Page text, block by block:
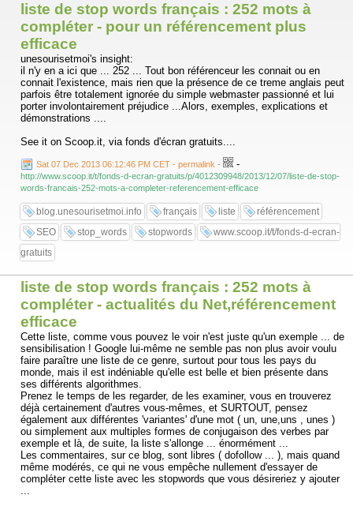
liste de stop words français : 252 mots à
compléter - pour un référencement plus
efficace
unesourisetmoi's insight:
il n'y en a ici que ... 252 ... Tout bon référenceur les connait ou en
connait l'existence, mais rien que la présence de ce treme anglais peut
parfois être totalement ignorée du simple webmaster passionné et lui
porter involontairement préjudice ...Alors, exemples, explications et
démonstrations ....
See it on Scoop.it, via fonds d'écran gratuits....
Sat 07 Dec 2013 06:12:46 PM CET - permalink - -
http://www.scoop.it/t/fonds-d-ecran-gratuits/p/4012309948/2013/12/07/liste-de-stop-
words-francais-252-mots-a-completer-referencement-efficace
blog.unesourisetmoi.info français liste
référencement
SEO
stop_words stopwords
www.scoop.it/t/fonds-d-ecran-
gratuits
liste de stop words français : 252 mots à
compléter - actualités du Net,référencement
efficace
Cette liste, comme vous pouvez le voir n'est juste qu'un exemple ... de
sensibilisation ! Google lui-même ne semble pas non plus avoir voulu
faire paraître une liste de ce genre, surtout pour tous les pays du
monde, mais il est indéniable qu'elle est belle et bien présente dans
ses différents algorithmes.
Prenez le temps de les regarder, de les examiner, vous en trouverez
déjà certainement d'autres vous-mêmes, et SURTOUT, pensez
également aux différentes 'variantes' d'une mot ( un, une,uns , unes )
ou simplement aux multiples formes de conjugaison des verbes par
exemple et là, de suite, la liste s'allonge ... énormément ...
Les commentaires, sur ce blog, sont libres ( dofollow ... ), mais quand
même modérés, ce qui ne vous empêche nullement d'essayer de
compléter cette liste avec les stopwords que vous désireriez y ajouter
...